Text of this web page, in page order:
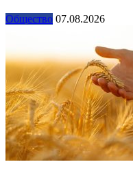
Общество 07.08.2026